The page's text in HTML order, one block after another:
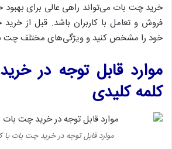
خرید چت بات می‌تواند راهی عالی برای
فروش و تعامل با کاربران باشد. قبل از
خود را مشخص کنید و ویژگی‌های مختلف چت
موارد قابل توجه در
کلمه کلیدی
موارد قابل توجه در خرید چت بات با